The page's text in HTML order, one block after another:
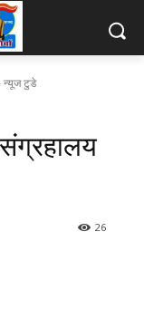
न्यूज टुडे
26